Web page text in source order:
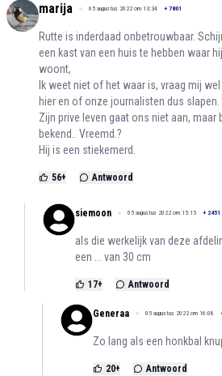
marija 05 augustus 2022 om 13:34 + 7801
Rutte is inderdaad onbetrouwbaar.
een kast van een huis te hebben waar
woont,
Ik weet niet of het waar is, vraag mij
hier en of onze journalisten dus slapen.
Zijn prive leven gaat ons niet aan, maar
bekend.. Vreemd.?
Hij is een stiekemerd.
56+ Antwoord
siemoon 05 augustus 2022 om 15:15 + 2451
als die werkelijk van deze
een ... van 30 cm
17+ Antwoord
Generaa 05 augustus 2022 om 16:08
Zo lang als een honkbal
20+ Antwoord